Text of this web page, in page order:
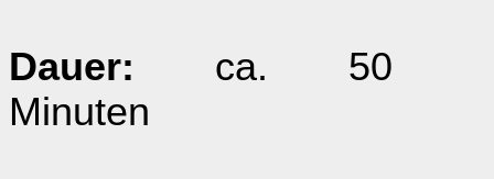
Dauer: ca. 50
Minuten